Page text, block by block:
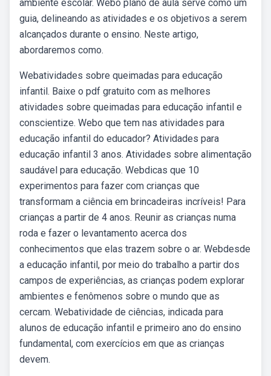
ambiente escolar. Webo plano de aula serve como um
guia, delineando as atividades e os objetivos a serem
alcançados durante o ensino. Neste artigo,
abordaremos como.
Webatividades sobre queimadas para educação
infantil. Baixe o pdf gratuito com as melhores
atividades sobre queimadas para educação infantil e
conscientize. Webo que tem nas atividades para
educação infantil do educador? Atividades para
educação infantil 3 anos. Atividades sobre alimentação
saudável para educação. Webdicas que 10
experimentos para fazer com crianças que
transformam a ciência em brincadeiras incríveis! Para
crianças a partir de 4 anos. Reunir as crianças numa
roda e fazer o levantamento acerca dos
conhecimentos que elas trazem sobre o ar. Webdesde
a educação infantil, por meio do trabalho a partir dos
campos de experiências, as crianças podem explorar
ambientes e fenômenos sobre o mundo que as
cercam. Webatividade de ciências, indicada para
alunos de educação infantil e primeiro ano do ensino
fundamental, com exercícios em que as crianças
devem.